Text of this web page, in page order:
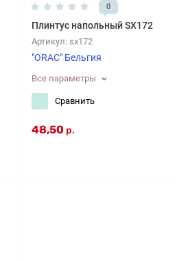
0
Плинтус напольный SX172
Артикул: sx172
"ORAC" Бельгия
Все параметры
Сравнить
48,50 р.